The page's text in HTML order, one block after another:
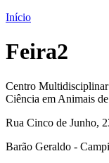
Início
Feira2
Centro
Ciência em Animais
Rua Cinco de Junho,
Barão Geraldo -